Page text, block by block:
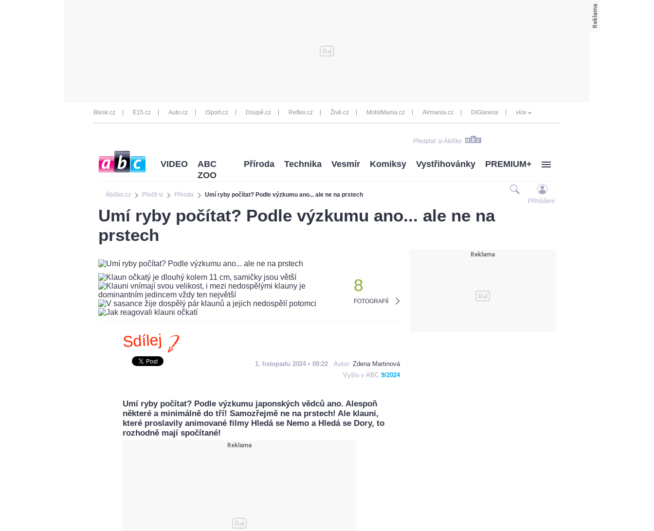
Blesk.cz E15.cz Auto.cz iSport.cz Doupě.cz Reflex.cz Živě.cz MobilMania.cz AVmania.cz DIGIarena více
Předplať si Ábíčko
Ábíčko.cz Přečti si Příroda Umí ryby počítat? Podle výzkumu ano... ale ne na prstech
VIDEO
ABC
ZOO
Příroda Technika Vesmír Komiksy Vystřihovánky PREMIUM+
Přihlášení
Umí ryby počítat? Podle výzkumu ano... ale ne na
prstech
8
FOTOGRAFIÍ
Sdílej
1. listopadu 2024 • 08:22 Autor: Zdena Martinová
Vyšlo v ABC 9/2024
Umí ryby počítat? Podle výzkumu japonských vědců ano. Alespoň
některé a minimálně do tří! Samozřejmě ne na prstech! Ale klauni,
které proslavily animované filmy Hledá se Nemo a Hledá se Dory, to
rozhodně mají spočítané!